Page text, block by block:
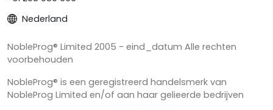
Nederland
NobleProg® Limited 2005 - eind_datum Alle rechten
voorbehouden
NobleProg® is een geregistreerd handelsmerk van
NobleProg Limited en/of aan haar gelieerde bedrijven